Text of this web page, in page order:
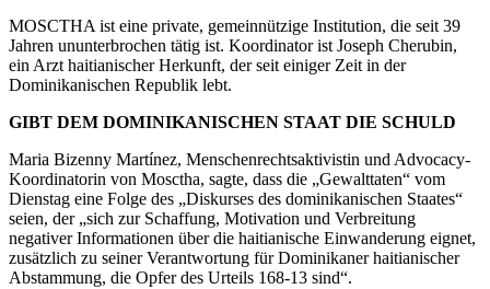
MOSCTHA ist eine private, gemeinnützige Institution, die seit 39
Jahren ununterbrochen tätig ist. Koordinator ist Joseph Cherubin,
ein Arzt haitianischer Herkunft, der seit einiger Zeit in der
Dominikanischen Republik lebt.
GIBT DEM DOMINIKANISCHEN STAAT DIE SCHULD
Maria Bizenny Martínez, Menschenrechtsaktivistin und Advocacy-
Koordinatorin von Mosctha, sagte, dass die „Gewalttaten“ vom
Dienstag eine Folge des „Diskurses des dominikanischen Staates“
seien, der „sich zur Schaffung, Motivation und Verbreitung
negativer Informationen über die haitianische Einwanderung eignet,
zusätzlich zu seiner Verantwortung für Dominikaner haitianischer
Abstammung, die Opfer des Urteils 168-13 sind“.